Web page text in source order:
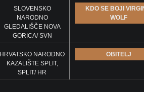
SLOVENSKO
NARODNO
GLEDALIŠČE NOVA
GORICA/ SVN
KDO SE BOJI
WOLF
HRVATSKO NARODNO
KAZALIŠTE SPLIT,
SPLIT/ HR
OBITELJ